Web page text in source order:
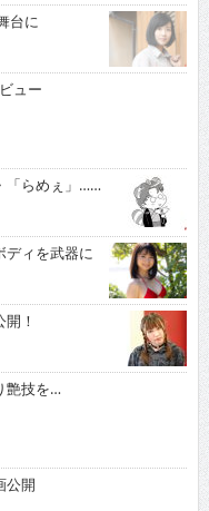
台に
ュー
ィを武器に
！